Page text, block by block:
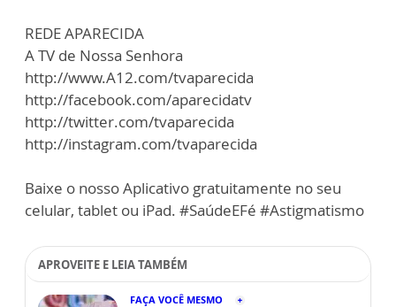
REDE APARECIDA
A TV de Nossa Senhora
http://www.A12.com/tvaparecida
http://facebook.com/aparecidatv
http://twitter.com/tvaparecida
http://instagram.com/tvaparecida
Baixe o nosso Aplicativo gratuitamente no seu
celular, tablet ou iPad. #SaúdeEFé #Astigmatismo
APROVEITE E LEIA TAMBÉM
FAÇA VOCÊ MESMO